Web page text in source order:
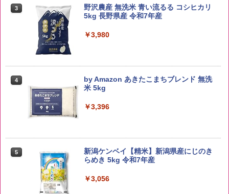
3
野沢農産 無洗米 青い流るる コシヒカリ
5kg 長野県産 令和7年産
￥3,980
4
by Amazon あきたこまちブレンド 無洗
米 5kg
￥3,396
5
新潟ケンベイ【精米】新潟県産にじのき
らめき 5kg 令和7年産
￥3,056